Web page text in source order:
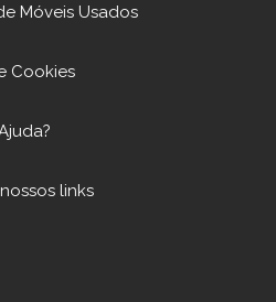
Móveis Usados
Cookies
links